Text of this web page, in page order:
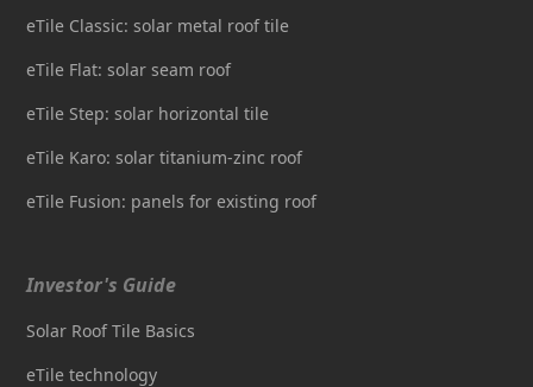
eTile Classic: solar metal roof tile
eTile Flat: solar seam roof
eTile Step: solar horizontal tile
eTile Karo: solar titanium-zinc roof
eTile Fusion: panels for existing roof
Investor's Guide
Solar Roof Tile Basics
eTile technology